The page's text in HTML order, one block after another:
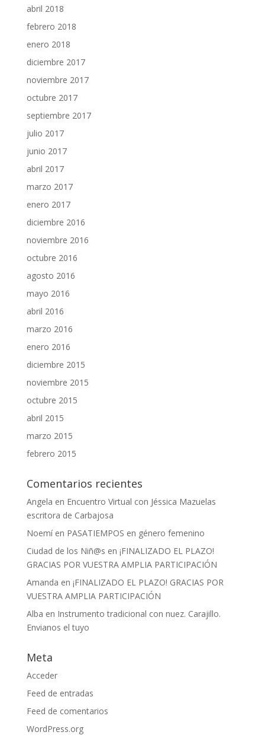
abril 2018
febrero 2018
enero 2018
diciembre 2017
noviembre 2017
octubre 2017
septiembre 2017
julio 2017
junio 2017
abril 2017
marzo 2017
enero 2017
diciembre 2016
noviembre 2016
octubre 2016
agosto 2016
mayo 2016
abril 2016
marzo 2016
enero 2016
diciembre 2015
noviembre 2015
octubre 2015
abril 2015
marzo 2015
febrero 2015
Comentarios recientes
Angela en Encuentro Virtual con Jéssica Mazuelas
escritora de Carbajosa
Noemíen PASATIEMPOS en género femenino
Ciudad de los Niñ@s en ¡FINALIZADO EL PLAZO!
GRACIAS POR VUESTRA AMPLIA PARTICIPACIÓN
Amanda en ¡FINALIZADO EL PLAZO! GRACIAS POR
VUESTRA AMPLIA PARTICIPACIÓN
Alba en Instrumento tradicional con nuez. Carajillo.
Envianos el tuyo
Meta
Acceder
Feed de entradas
Feed de comentarios
WordPress.org